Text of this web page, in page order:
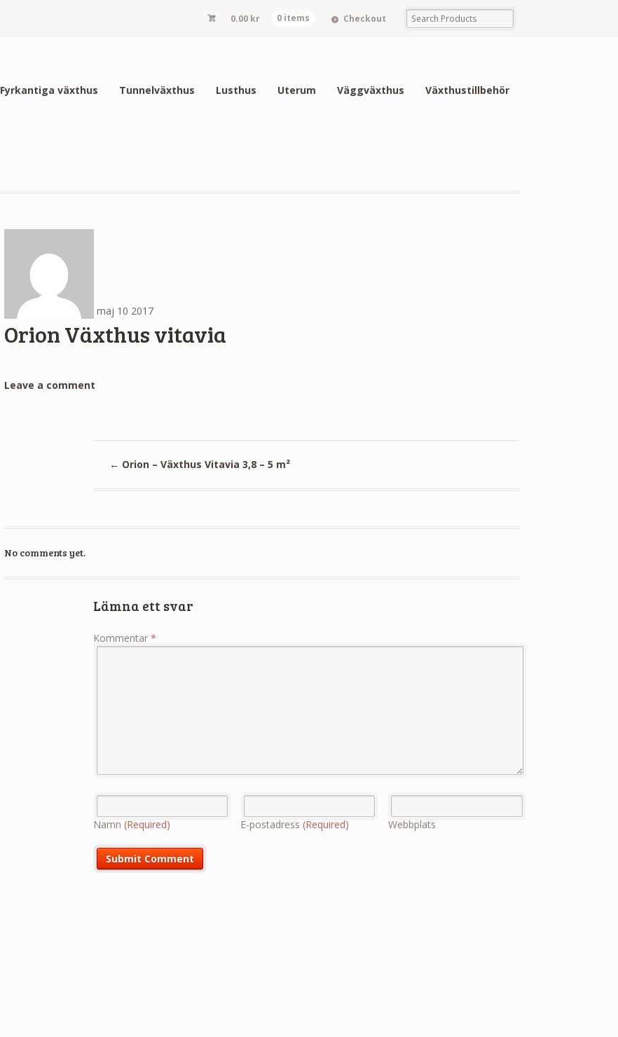
0.00 kr 0 items Checkout
Fyrkantiga växthus Tunnelväxthus Lusthus Uterum Väggväxthus Växthustillbehör
maj 10 2017
Orion Växthus vitavia
Leave a comment
← Orion – Växthus Vitavia 3,8 – 5 m²
No comments yet.
Lämna ett svar
Kommentar*
Namn(Required) E-postadress(Required) Webbplats